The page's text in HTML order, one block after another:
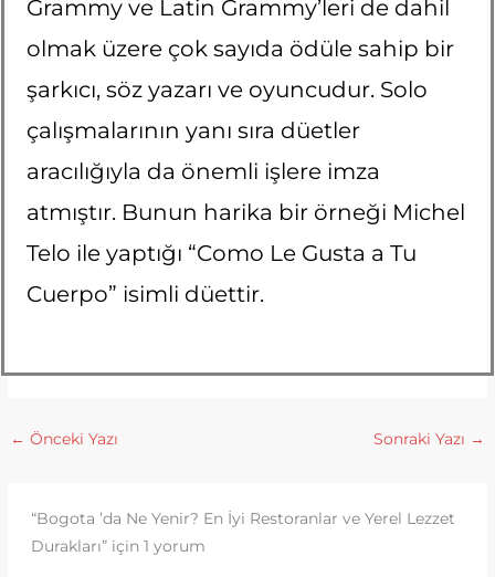
Grammy ve Latin Grammy’leri de dahil
olmak üzere çok sayıda ödüle sahip bir
şarkıcı, söz yazarı ve oyuncudur. Solo
çalışmalarının yanı sıra düetler
aracılığıyla da önemli işlere imza
atmıştır. Bunun harika bir örneği Michel
Telo ile yaptığı “Como Le Gusta a Tu
Cuerpo” isimli düettir.
← Önceki Yazı Sonraki Yazı →
“Bogota ’da Ne Yenir? En İyi Restoranlar ve Yerel Lezzet
Durakları” için 1 yorum